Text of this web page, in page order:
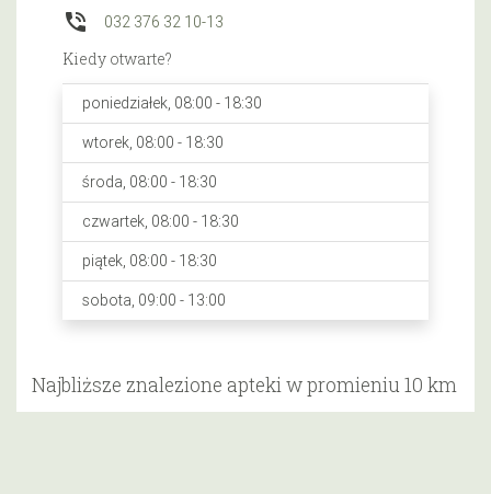
phone_in_talk 032 376 32 10-13
Kiedy otwarte?
poniedziałek, 08:00 - 18:30
wtorek, 08:00 - 18:30
środa, 08:00 - 18:30
czwartek, 08:00 - 18:30
piątek, 08:00 - 18:30
sobota, 09:00 - 13:00
Najbliższe znalezione apteki w promieniu 10 km